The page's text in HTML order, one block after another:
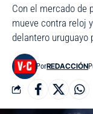
Con el mercado de
mueve contra reloj
delantero uruguayo
PorREDACCIÓN